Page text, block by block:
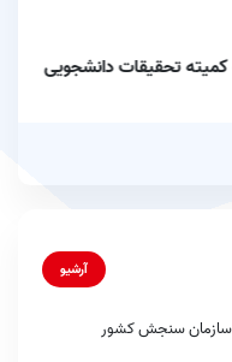
تحقیقات دانشجویی
آرشیو